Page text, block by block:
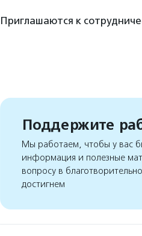
Приглашаются к
Поддержите
Мы работаем, чтобы у вас
информация и полезные
вопросу в
достигнем